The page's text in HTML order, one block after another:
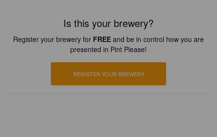
Is this your brewery?
Register your brewery for FREE and be in control how you are
presented in Pint Please!
REGISTER YOUR BREWERY